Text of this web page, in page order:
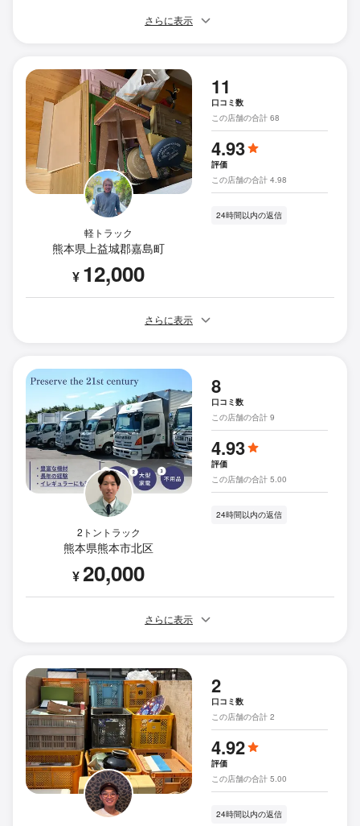
さらに表示
軽トラック
熊本県上益城郡嘉島町
¥ 12,000
11
口コミ数
この店舗の合計 68
4.93
評価
この店舗の合計 4.98
24時間以内の返信
さらに表示
2トントラック
熊本県熊本市北区
¥20,000
8
口コミ数
この店舗の合計 9
4.93
評価
この店舗の合計 5.00
24時間以内の返信
さらに表示
2
口コミ数
この店舗の合計 2
4.92
評価
この店舗の合計 5.00
24時間以内の返信